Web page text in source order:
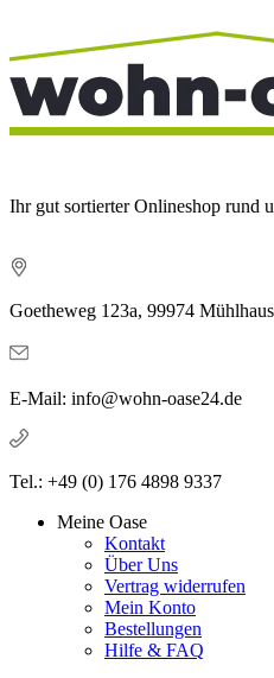
Ihr gut sortierter Onlineshop rund
Goetheweg 123a, 99974
E-Mail: info@wohn-oase24.de
Tel.: +49 (0) 176 4898 9337
Meine Oase
Kontakt
Über Uns
Vertrag widerrufen
Mein Konto
Bestellungen
Hilfe & FAQ